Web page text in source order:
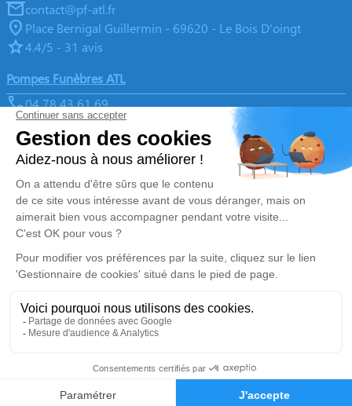
contact@pf-atl.fr
Place Bernigal Guillermin - 69620 - Le Bois D'oingt
4.4/5 - 31 avis
Pompes Funèbres ATL
04 78 43 61 69
contact@pf-atl.fr
1, Rue Pasteur - 69380 - Chazay d'Azergues
4.8/5 - 150 avis
Nos Services
Organiser des obsèques
Monuments funéraires
Services aux familles
Liens utiles
Avis de décès
Demande de rendez-vous en
Nos réseaux sociaux
Politique de traitement des données personnelles
Politique d’utilisation des cookies
Zone d'intervention
Réalisation et référencement par